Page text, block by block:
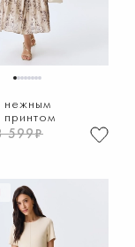
12345678
нежным
599₽